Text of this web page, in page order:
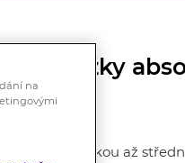
4 vložky
velmi lehkou až
na